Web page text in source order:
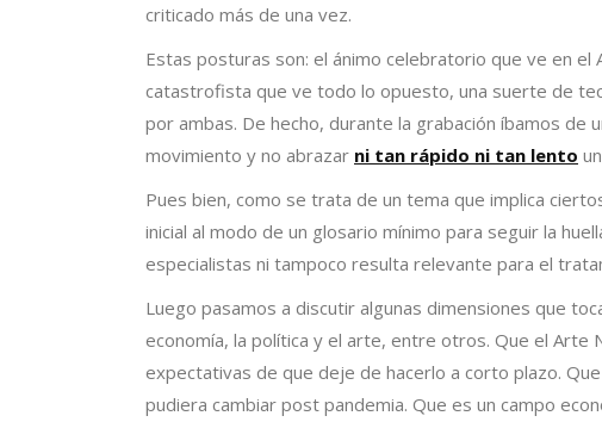
criticado más de una vez.
Estas posturas son: el ánimo celebratorio que ve en
catastrofista que ve todo lo opuesto, una suerte de
por ambas. De hecho, durante la grabación íbamos
movimiento y no abrazar ni tan rápido ni tan lento
Pues bien, como se trata de un tema que implica
inicial al modo de un glosario mínimo para seguir la
especialistas ni tampoco resulta relevante para el
Luego pasamos a discutir algunas dimensiones que
economía, la política y el arte, entre otros. Que el Arte
expectativas de que deje de hacerlo a corto plazo.
pudiera cambiar post pandemia. Que es un campo